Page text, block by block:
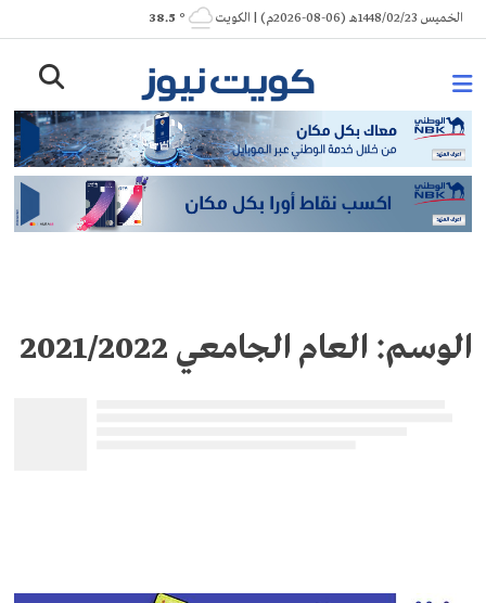
Skip
to
الخميس 1448/02/23هـ (06-08-2026م) | الكويت ° 38.5
الوسم: العام الجامعي 2021/2022